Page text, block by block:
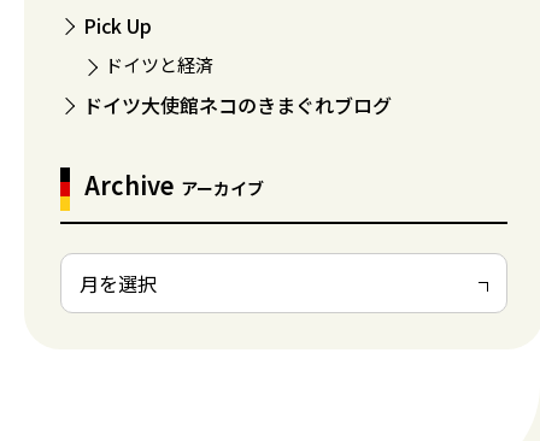
Pick Up
ドイツと経済
ドイツ大使館ネコのきまぐれブログ
Archive アーカイブ